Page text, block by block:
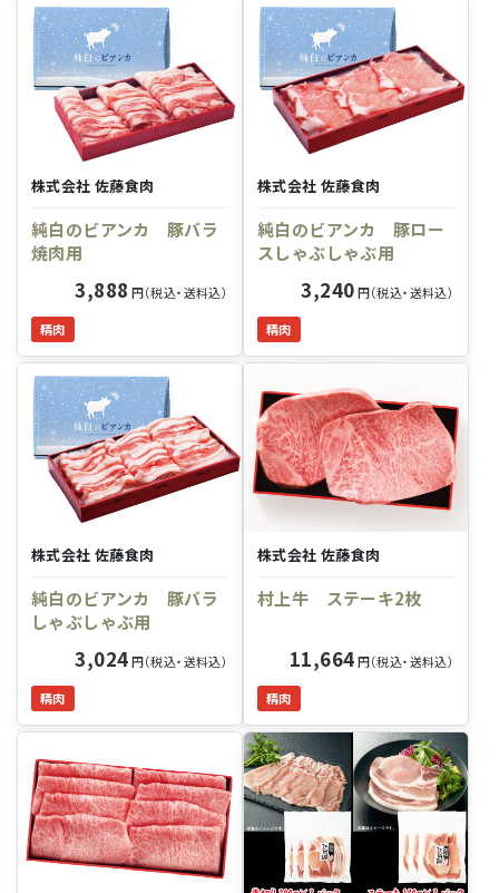
株式会社 佐藤食肉
純白のビアンカ 豚バラ
焼肉用
3,888 円（税込・送料込）
精肉
株式会社 佐藤食肉
純白のビアンカ 豚ロー
スしゃぶしゃぶ用
3,240円（税込・送料込）
精肉
株式会社 佐藤食肉
純白のビアンカ 豚バラ
しゃぶしゃぶ用
3,024円（税込・送料込）
精肉
株式会社 佐藤食肉
村上牛 ステーキ2枚
11,664円（税込・送料込）
精肉